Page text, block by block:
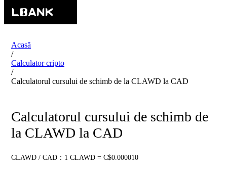
Acasă
/
Calculator cripto
/
Calculatorul cursului de schimb de la CLAWD la CAD
Calculatorul cursului de schimb de
la CLAWD la CAD
CLAWD / CAD：1 CLAWD = C$0.000010